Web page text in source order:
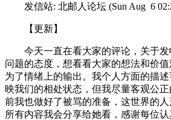
发信站: 北邮人论坛 (Sun Aug 6
【更新】
今天一直在看大家的评论，关于
问题的态度，想看看大家的想法和价
为了情绪上的输出。我个人方面的描
映我们的相处状态，但我尽量客观公
前我也做好了被骂的准备，这世界的
所有内容我会分享给她看，感谢每位